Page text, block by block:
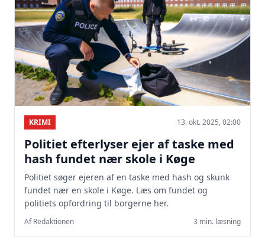
KRIMI 13. okt. 2025, 02:00
Politiet efterlyser ejer af taske med
hash fundet nær skole i Køge
Politiet søger ejeren af en taske med hash og skunk
fundet nær en skole i Køge. Læs om fundet og
politiets opfordring til borgerne her.
Af Redaktionen 3 min. læsning